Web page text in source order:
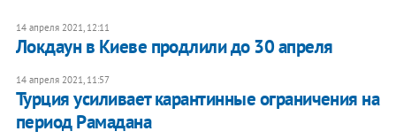
14 апреля 2021, 12:11
Локдаун в Киеве продлили до 30 апреля
14 апреля 2021, 11:57
Турция усиливает карантинные ограничения на
период Рамадана